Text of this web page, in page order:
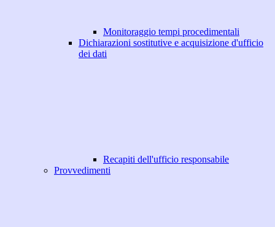
Monitoraggio tempi procedimentali
Dichiarazioni sostitutive e acquisizione d'ufficio
dei dati
Recapiti dell'ufficio responsabile
Provvedimenti